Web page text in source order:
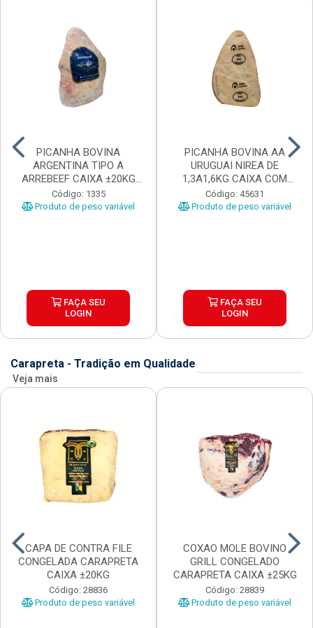
PICANHA BOVINA
ARGENTINA TIPO A
ARREBEEF CAIXA ±20KG
PEÇAS 1...
Código: 1335
Produto de peso variável
FAÇA SEU
LOGIN
PICANHA BOVINA AA
URUGUAI NIREA DE
1,3A1,6KG CAIXA COM
±15KG
Código: 45631
Produto de peso variável
FAÇA SEU
LOGIN
Carapreta - Tradição em Qualidade
Veja mais
CAPA DE CONTRA FILE
CONGELADA CARAPRETA
CAIXA ±20KG
Código: 28836
Produto de peso variável
COXAO MOLE BOVINO
GRILL CONGELADO
CARAPRETA CAIXA ±25KG
Código: 28839
Produto de peso variável